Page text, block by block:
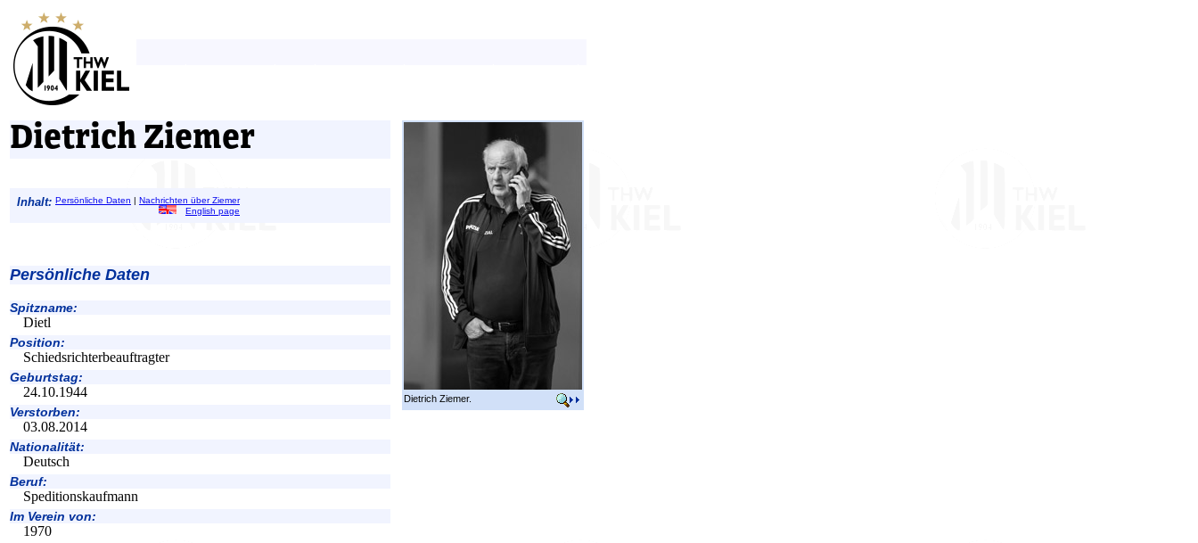
Dietrich Ziemer
Inhalt: Persönliche Daten | Nachrichten über Ziemer
English page
Persönliche Daten
Spitzname:
Dietl
Position:
Schiedsrichterbeauftragter
Geburtstag:
24.10.1944
Verstorben:
03.08.2014
Nationalität:
Deutsch
Beruf:
Speditionskaufmann
Im Verein von:
1970
Dietrich Ziemer.